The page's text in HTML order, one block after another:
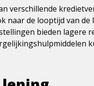
verschillende
naar de looptijd van
bieden lagere